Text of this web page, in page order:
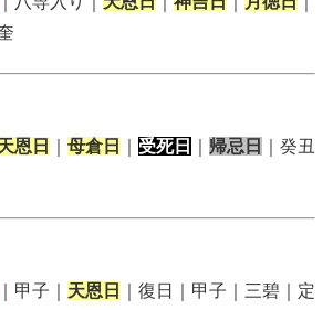
恩日 母倉日 受死日 帰忌日
｜癸丑
｜甲子｜ 天恩日
｜復日｜甲子｜三碧｜定